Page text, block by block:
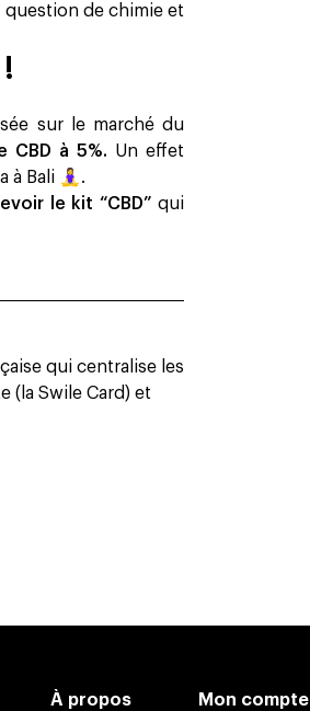
question de chimie et
sur le marché du
CBD à 5%. Un effet
Bali 🧘‍♀️.
le kit “CBD”qui
qui centralise les
(la Swile Card) et
À propos Mon compte